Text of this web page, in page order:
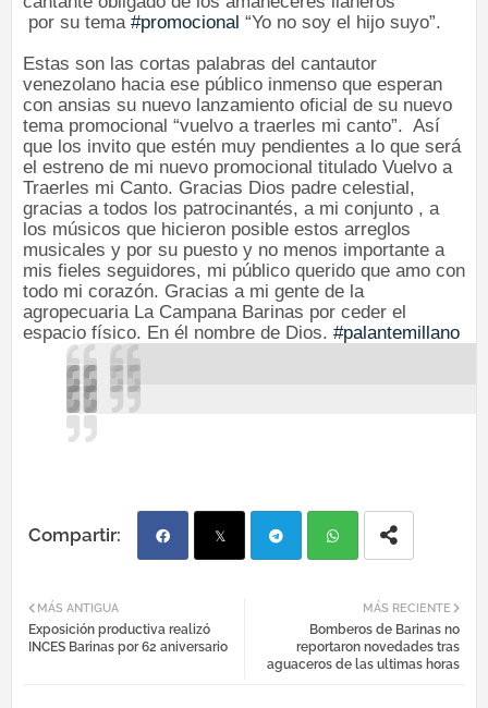
por su tema #promocional “Yo no soy el hijo suyo”.
Estas son las cortas palabras del cantautor
venezolano hacia ese público inmenso que esperan
con ansias su nuevo lanzamiento oficial de su nuevo
tema promocional “vuelvo a traerles mi canto”. Así
que los invito que estén muy pendientes a lo que será
el estreno de mi nuevo promocional titulado Vuelvo a
Traerles mi Canto. Gracias Dios padre celestial,
gracias a todos los patrocinantés, a mi conjunto , a
los músicos que hicieron posible estos arreglos
musicales y por su puesto y no menos importante a
mis fieles seguidores, mi público querido que amo con
todo mi corazón. Gracias a mi gente de la
agropecuaria La Campana Barinas por ceder el
espacio físico. En él nombre de Dios. #palantemillano
ebo tter atsa
MÁS RECIENTE
Bomberos de Barinas no
reportaron novedades tras
aguaceros de las ultimas horas
MÁS ANTIGUA
Exposición productiva realizó
INCES Barinas por 62 aniversario